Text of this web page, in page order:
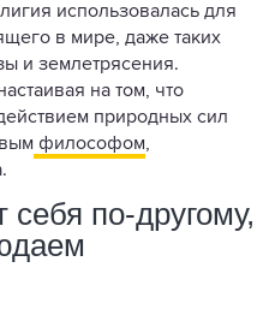
использовалась для
в мире, даже таких
и землетрясения.
на том, что
природных сил
философом,
по-другому,